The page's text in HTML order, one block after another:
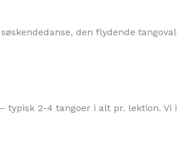
den flydende
typisk 2-4 tangoer i alt pr. lektion.